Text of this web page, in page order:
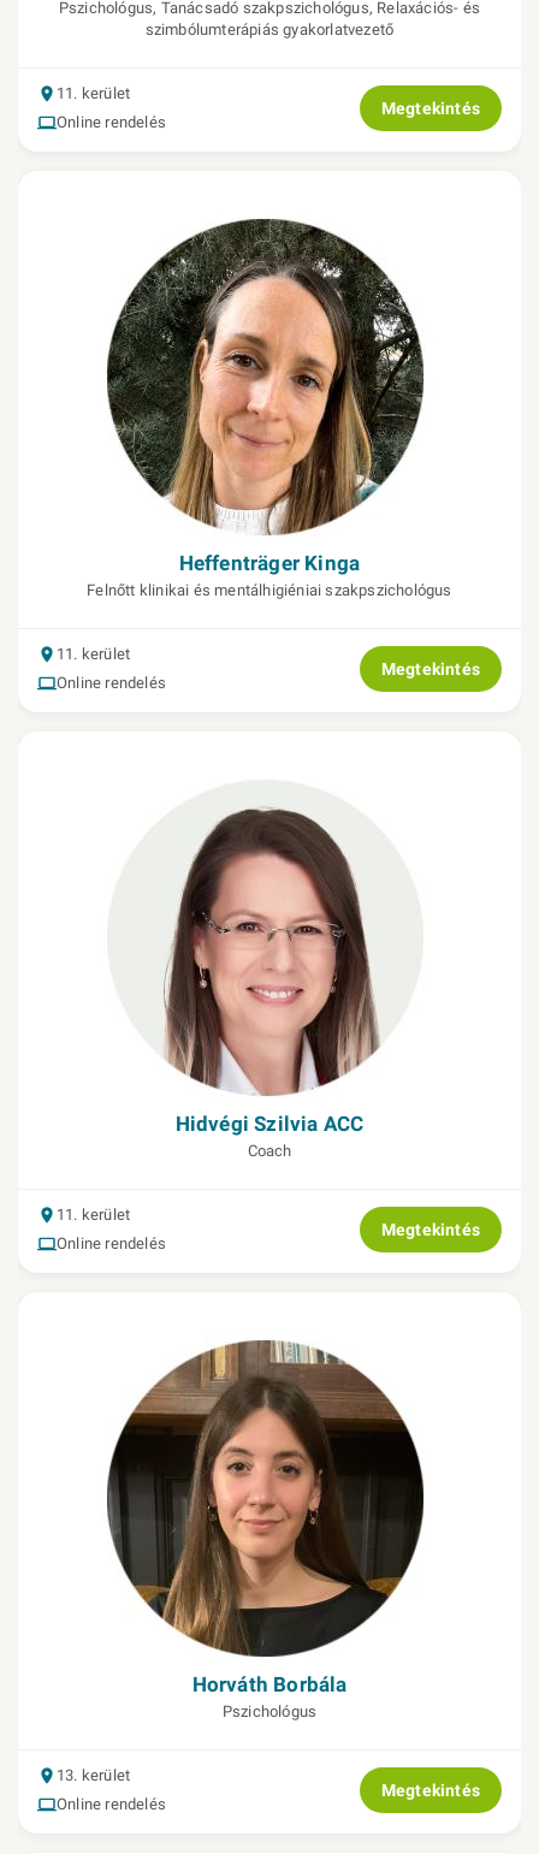
Pszichológus, Tanácsadó szakpszichológus, Relaxációs- és
szimbólumterápiás gyakorlatvezető
11. kerület
Online rendelés
Megtekintés
Heffenträger Kinga
Felnőtt klinikai és mentálhigiéniai szakpszichológus
11. kerület
Online rendelés
Megtekintés
Hidvégi Szilvia ACC
Coach
11. kerület
Online rendelés
Megtekintés
Horváth Borbála
Pszichológus
13. kerület
Online rendelés
Megtekintés